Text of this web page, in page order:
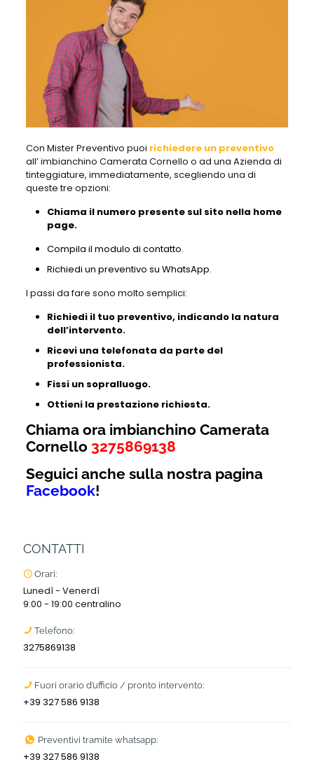
Con Mister Preventivo puoi richiedere un preventivo
all’ imbianchino Camerata Cornello o ad una Azienda di
tinteggiature, immediatamente, scegliendo una di
queste tre opzioni:
Chiama il numero presente sul sito nella home
page.
Compila il modulo di contatto.
Richiedi un preventivo su WhatsApp.
I passi da fare sono molto semplici:
Richiedi il tuo preventivo, indicando la natura
dell’intervento.
Ricevi una telefonata da parte del
professionista.
Fissi un sopralluogo.
Ottieni la prestazione richiesta.
Chiama ora imbianchino Camerata
Cornello 3275869138
Seguici anche sulla nostra pagina
Facebook!
CONTATTI
Orari:
Lunedì - Venerdì
9:00 - 19:00 centralino
Telefono:
3275869138
Fuori orario d’ufficio / pronto intervento:
+39 327 586 9138
Preventivi tramite whatsapp:
+39 327 586 9138